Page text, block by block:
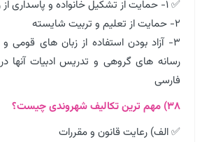
✅ ۱- حمایت از تشکیل خانواده و پاسداری از روابط خانوادگی
۲- حمایت از تعلیم و تربیت شایسته
۳- آزاد بودن استفاده از زبان های
رسانه های گروهی و تدریس ادبیات آنها
فارسی
۳۸) مهم ترین تکالیف شهروندی چیست؟
✅ الف) رعایت قانون و مقررات